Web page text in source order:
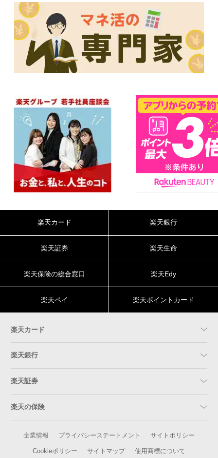
楽天カード 楽天銀行
楽天証券 楽天生命
楽天保険の総合窓口 楽天Edy
楽天ペイ 楽天ポイントカード
楽天カード
楽天銀行
楽天証券
楽天の保険
企業情報 プライバシーステートメント サイトポリシー
Cookieポリシー サイトマップ 使用商標について